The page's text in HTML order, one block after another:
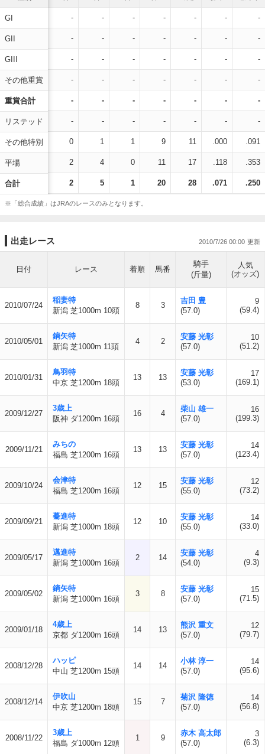
GI
GII
GIII
その他重賞
重賞合計
リステッド
その他特別
平場
合計
- - - - - - -
- - - - - - -
- - - - - - -
- - - - - - -
- - - - - - -
- - - - - - -
0 1 1 9 11 .000 .091
2 4 0 11 17 .118 .353
2 5 1 20 28 .071 .250
※「総合成績」はJRAのレースのみとなります。
出走レース 2010/7/26 00:00
日付 レース 着順 馬番
騎手
(斤量)
人気
(オッズ)
2010/07/24
稲妻特
新潟 芝1000m 10頭
8 3
吉田 豊
(57.0)
9
(59.4)
2010/05/01
鏑矢特
新潟 芝1000m 11頭
4 2
安藤 光彰
(57.0)
10
(51.2)
2010/01/31
鳥羽特
中京 芝1200m 18頭
13 13
安藤 光彰
(53.0)
17
(169.1)
2009/12/27
3歳上
阪神 ダ1200m 16頭
16 4
柴山 雄一
(57.0)
16
(199.3)
2009/11/21
みちの
福島 芝1200m 16頭
13 13
安藤 光彰
(57.0)
14
(123.4)
2009/10/24
会津特
福島 芝1200m 16頭
12 15
安藤 光彰
(55.0)
12
(73.2)
2009/09/21
驀進特
新潟 芝1000m 18頭
12 10
安藤 光彰
(55.0)
14
(33.0)
2009/05/17
邁進特
新潟 芝1000m 16頭
2 14
安藤 光彰
(54.0)
4
(9.3)
2009/05/02
鏑矢特
新潟 芝1000m 16頭
3 8
安藤 光彰
(57.0)
15
(71.5)
2009/01/18
4歳上
京都 ダ1200m 16頭
14 13
熊沢 重文
(57.0)
12
(79.7)
2008/12/28
ハッピ
中山 芝1200m 15頭
14 14
小林 淳一
(57.0)
14
(95.6)
2008/12/14
伊吹山
中京 芝1200m 18頭
15 7
菊沢 隆徳
(57.0)
14
(56.8)
2008/11/22
3歳上
福島 ダ1000m 12頭
1 9
赤木 高太郎
(57.0)
3
(6.3)